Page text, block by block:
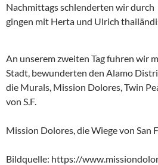
Nachmittags schlenderten wir
gingen mit Herta und Ulrich
An unserem zweiten Tag fuhren wir
Stadt, bewunderten den Alamo
die Murals, Mission Dolores, Twin
von S.F.
Mission Dolores, die Wiege von San
Bildquelle: https://